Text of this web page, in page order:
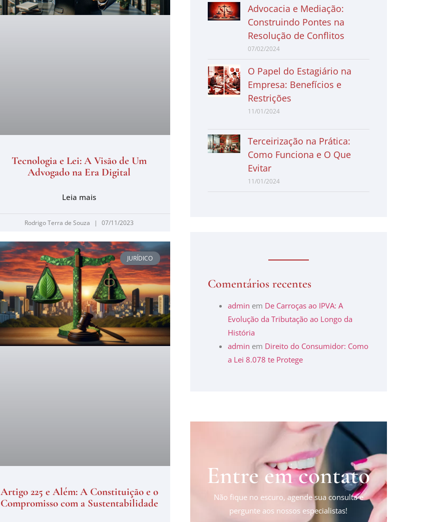
Tecnologia e Lei: A Visão de Um
Advogado na Era Digital
Leia mais
Rodrigo Terra de Souza 07/11/2023
JURÍDICO
Artigo 225 e Além: A Constituição e o
Compromisso com a Sustentabilidade
Advocacia e Mediação:
Construindo Pontes na
Resolução de Conflitos
07/02/2024
O Papel do Estagiário na
Empresa: Benefícios e
Restrições
11/01/2024
Terceirização na Prática:
Como Funciona e O Que
Evitar
11/01/2024
Comentários recentes
admin em De Carroças ao IPVA: A
Evolução da Tributação ao Longo da
História
admin em Direito do Consumidor: Como
a Lei 8.078 te Protege
Entre em contato
Não fique no escuro, agende sua consulta e
pergunte aos nossos especialistas!